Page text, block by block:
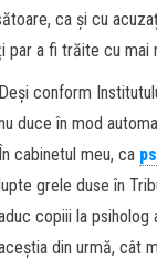
ca și cu
par a fi trăite cu mai
Deși conform
duce în mod
În cabinetul meu, ca
grele duse în
copiii la psiholog
din urmă, cât